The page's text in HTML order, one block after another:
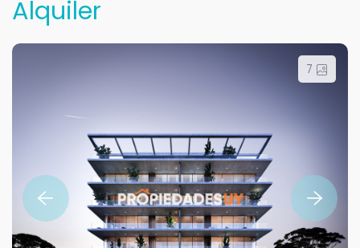
Alquiler
7